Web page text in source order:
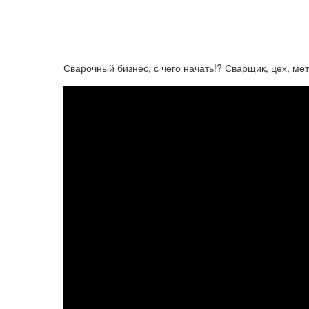
Сварочный бизнес, с чего начать!? Сварщик, цех,